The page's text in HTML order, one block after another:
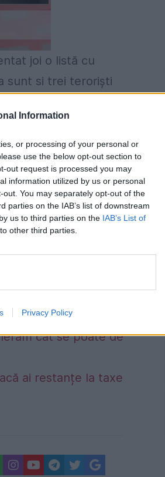
Information
or processing of your personal or
use the below opt-out section to
out request is processed you may
information utilized by us or personal
You may separately opt-out of the
parties on the IAB’s list of downstream
us to third parties on the IAB’s List of
other third parties.
Privacy Policy
joi o listă cu
sunt si trei terorişti
reţelei teroriste
cât se poate de
ai restanțe la taxe